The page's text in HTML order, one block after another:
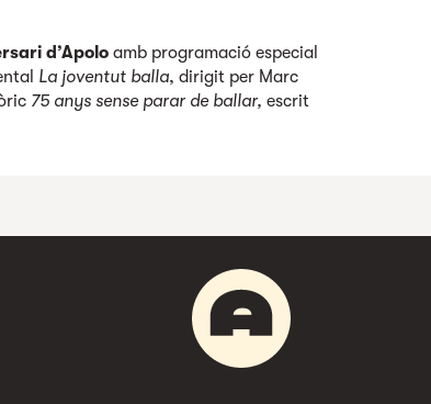
d’Apolo amb programació especial
La joventut balla, dirigit per Marc
75 anys sense parar de ballar, escrit